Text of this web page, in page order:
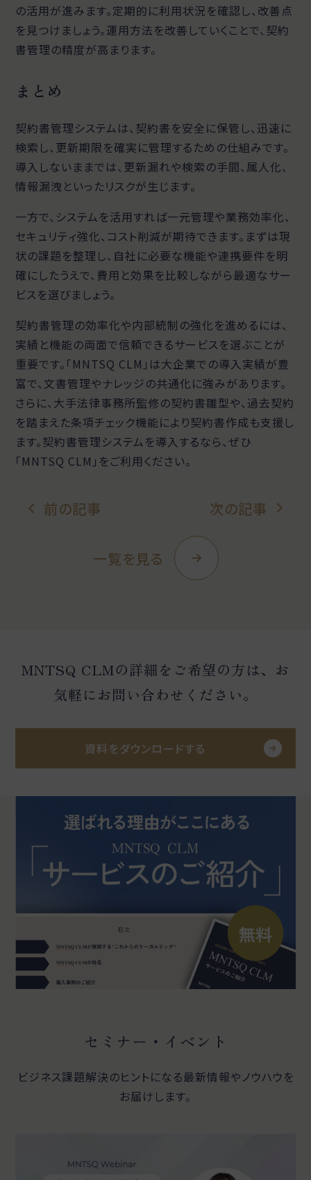
の活用が進みます。定期的に利用状況を確認し、改善点
を見つけましょう。運用方法を改善していくことで、契約
書管理の精度が高まります。
まとめ
契約書管理システムは、契約書を安全に保管し、迅速に
検索し、更新期限を確実に管理するための仕組みです。
導入しないままでは、更新漏れや検索の手間、属人化、
情報漏洩といったリスクが生じます。
一方で、システムを活用すれば一元管理や業務効率化、
セキュリティ強化、コスト削減が期待できます。まずは現
状の課題を整理し、自社に必要な機能や連携要件を明
確にしたうえで、費用と効果を比較しながら最適なサー
ビスを選びましょう。
契約書管理の効率化や内部統制の強化を進めるには、
実績と機能の両面で信頼できるサービスを選ぶことが
重要です。「MNTSQ CLM」は大企業での導入実績が豊
富で、文書管理やナレッジの共通化に強みがあります。
さらに、大手法律事務所監修の契約書雛型や、過去契約
を踏まえた条項チェック機能により契約書作成も支援し
ます。契約書管理システムを導入するなら、ぜひ
「MNTSQ CLM」をご利用ください。
前の記事
一覧を見る
次の記事
MNTSQ CLMの詳細をご希望の方は、お
気軽にお問い合わせください。
資料をダウンロードする
セミナー・イベント
ビジネス課題解決のヒントになる最新情報やノウハウを
お届けします。